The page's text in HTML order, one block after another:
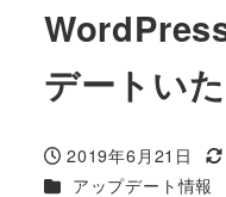
デートい
投稿日
2019年6月21日
カテゴリー
アップデート情報